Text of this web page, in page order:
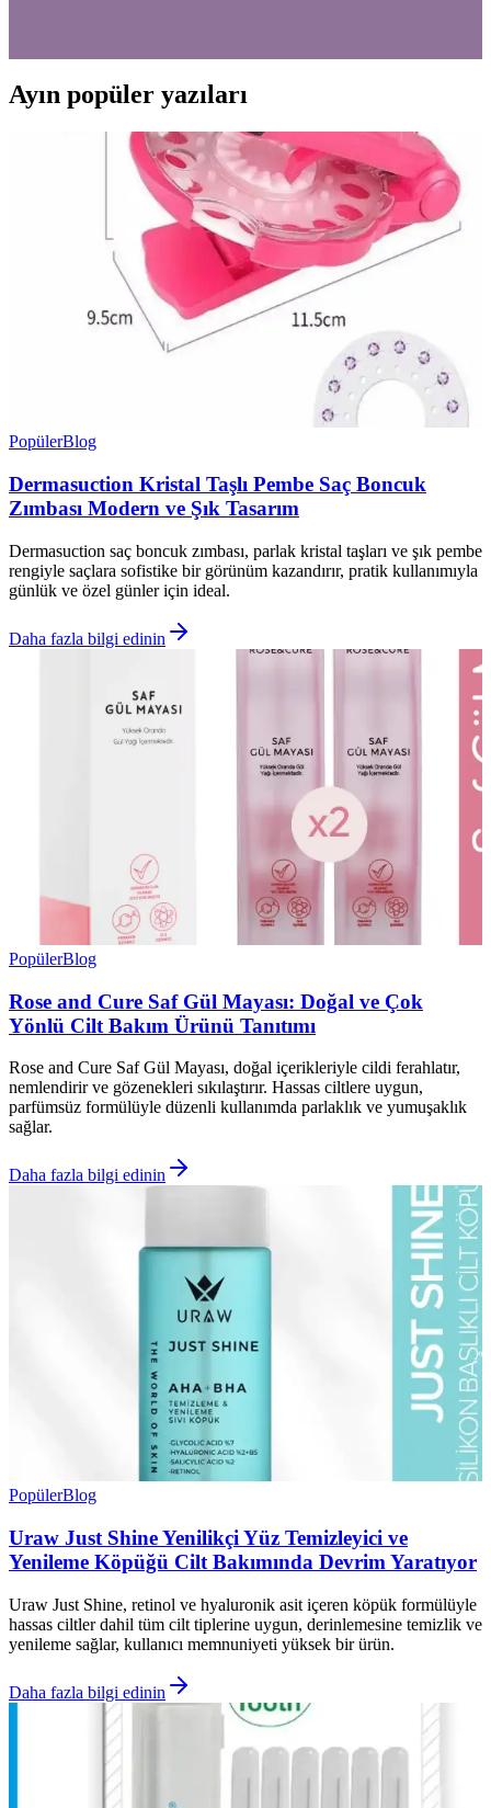
Ayın popüler yazıları
PopülerBlog
Dermasuction Kristal Taşlı Pembe Saç Boncuk
Zımbası Modern ve Şık Tasarım
Dermasuction saç boncuk zımbası, parlak kristal taşları ve şık pembe
rengiyle saçlara sofistike bir görünüm kazandırır, pratik kullanımıyla
günlük ve özel günler için ideal.
Daha fazla bilgi edinin
PopülerBlog
Rose and Cure Saf Gül Mayası: Doğal ve Çok
Yönlü Cilt Bakım Ürünü Tanıtımı
Rose and Cure Saf Gül Mayası, doğal içerikleriyle cildi ferahlatır,
nemlendirir ve gözenekleri sıkılaştırır. Hassas ciltlere uygun,
parfümsüz formülüyle düzenli kullanımda parlaklık ve yumuşaklık
sağlar.
Daha fazla bilgi edinin
PopülerBlog
Uraw Just Shine Yenilikçi Yüz Temizleyici ve
Yenileme Köpüğü Cilt Bakımında Devrim Yaratıyor
Uraw Just Shine, retinol ve hyaluronik asit içeren köpük formülüyle
hassas ciltler dahil tüm cilt tiplerine uygun, derinlemesine temizlik ve
yenileme sağlar, kullanıcı memnuniyeti yüksek bir ürün.
Daha fazla bilgi edinin